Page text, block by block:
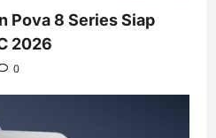
Pova 8 Series Siap
2026
0